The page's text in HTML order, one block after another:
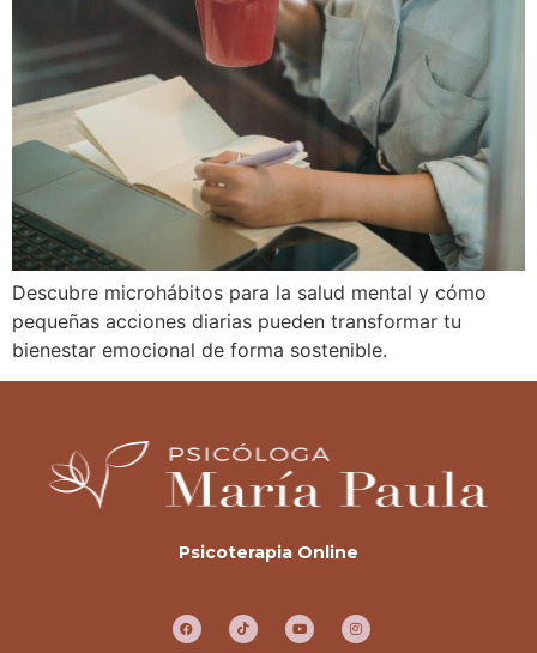
Descubre microhábitos para la salud mental y cómo
pequeñas acciones diarias pueden transformar tu
bienestar emocional de forma sostenible.
Psicoterapia Online